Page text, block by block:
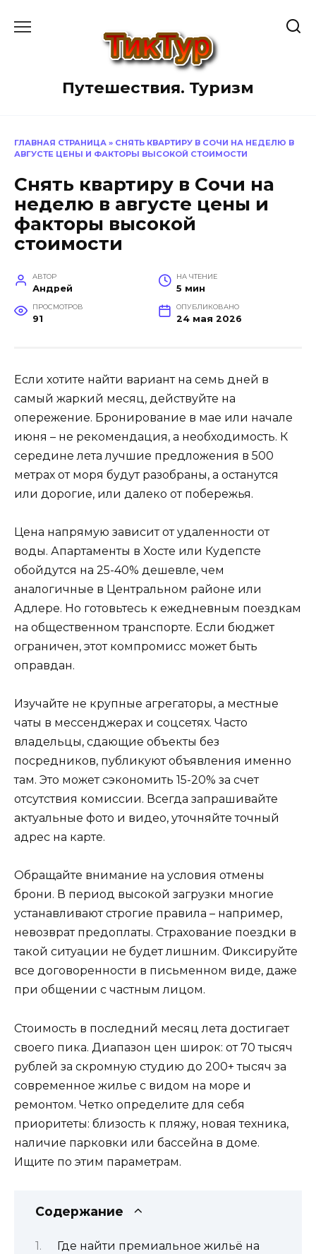
Путешествия. Туризм
ГЛАВНАЯ СТРАНИЦА » СНЯТЬ КВАРТИРУ В СОЧИ НА НЕДЕЛЮ В
АВГУСТЕ ЦЕНЫ И ФАКТОРЫ ВЫСОКОЙ СТОИМОСТИ
Снять квартиру в Сочи на
неделю в августе цены и
факторы высокой
стоимости
АВТОР
Андрей
НА ЧТЕНИЕ
5 мин
ПРОСМОТРОВ
91
ОПУБЛИКОВАНО
24 мая 2026
Если хотите найти вариант на семь дней в
самый жаркий месяц, действуйте на
опережение. Бронирование в мае или начале
июня – не рекомендация, а необходимость. К
середине лета лучшие предложения в 500
метрах от моря будут разобраны, а останутся
или дорогие, или далеко от побережья.
Цена напрямую зависит от удаленности от
воды. Апартаменты в Хосте или Кудепсте
обойдутся на 25-40% дешевле, чем
аналогичные в Центральном районе или
Адлере. Но готовьтесь к ежедневным поездкам
на общественном транспорте. Если бюджет
ограничен, этот компромисс может быть
оправдан.
Изучайте не крупные агрегаторы, а местные
чаты в мессенджерах и соцсетях. Часто
владельцы, сдающие объекты без
посредников, публикуют объявления именно
там. Это может сэкономить 15-20% за счет
отсутствия комиссии. Всегда запрашивайте
актуальные фото и видео, уточняйте точный
адрес на карте.
Обращайте внимание на условия отмены
брони. В период высокой загрузки многие
устанавливают строгие правила – например,
невозврат предоплаты. Страхование поездки в
такой ситуации не будет лишним. Фиксируйте
все договоренности в письменном виде, даже
при общении с частным лицом.
Стоимость в последний месяц лета достигает
своего пика. Диапазон цен широк: от 70 тысяч
рублей за скромную студию до 200+ тысяч за
современное жилье с видом на море и
ремонтом. Четко определите для себя
приоритеты: близость к пляжу, новая техника,
наличие парковки или бассейна в доме.
Ищите по этим параметрам.
Содержание
Где найти премиальное жильё на